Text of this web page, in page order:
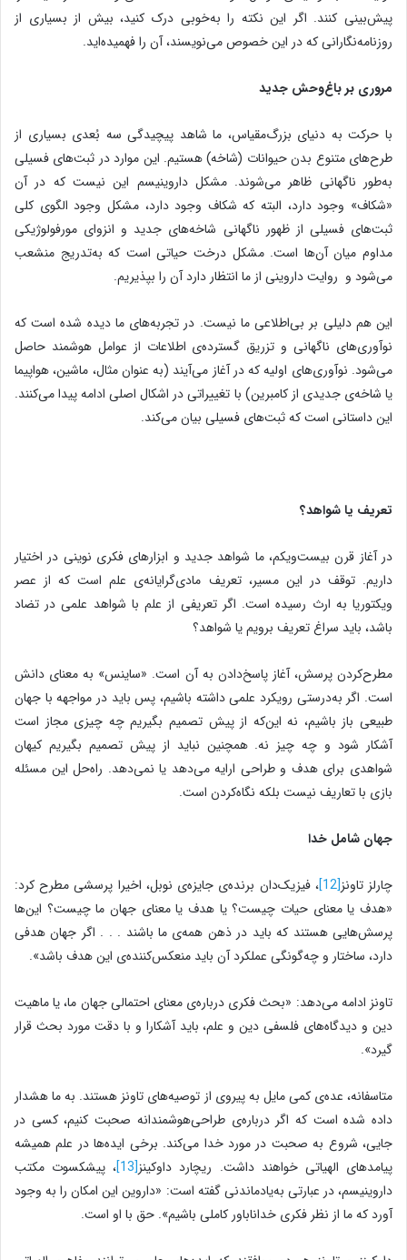
پیش‌بینی کنند. اگر این نکته را به‌خوبی درک کنید، بیش‌ از بسیاری از
روزنامه‌نگارانی که در این خصوص می‌نویسند، آن را فهمیده‌اید.
مروری بر باغ‌وحش جدید
با حرکت به دنیای بزرگ‌مقیاس، ما شاهد پیچیدگی سه‌ بُعدی بسیاری از
طرح‌های متنوع بدن حیوانات (شاخه) هستیم. این موارد در ثبت‌های فسیلی
به‌طور ناگهانی ظاهر می‌شوند. مشکل داروینیسم این نیست که در آن
«شکاف» وجود دارد، البته که شکاف وجود دارد، مشکل وجود الگوی کلی
ثبت‌های فسیلی از ظهور ناگهانی شاخه‌های جدید و انزوای مورفولوژیکی
مداوم میان آن‌ها است. مشکل درخت حیاتی است که به‌تدریج منشعب
می‌شود و روایت داروینی از ما انتظار دارد آن را بپذیریم.
این هم دلیلی بر بی‌اطلاعی ما نیست. در تجربه‌های ما دیده شده است که
نوآوری‌های ناگهانی و تزریق گسترده‌ی اطلاعات از عوامل هوشمند حاصل
می‌شود. نوآوری‌های اولیه که در آغاز می‌آیند (به عنوان مثال، ماشین، هواپیما
یا شاخه‌ی جدیدی از کامبرین) با تغییراتی در اشکال اصلی ادامه پیدا می‌کنند.
این داستانی است که ثبت‌های فسیلی بیان می‌کند.
تعریف یا شواهد؟
در آغاز قرن بیست‌و‌یکم، ما شواهد جدید و ابزارهای فکری نوینی در اختیار
داریم. توقف در این مسیر، تعریف مادی‌گرایانه‌ی علم است که از عصر
ویکتوریا به ارث رسیده است. اگر تعریفی از علم با شواهد علمی در تضاد
باشد، باید سراغ تعریف برویم یا شواهد؟
مطرح‌کردن پرسش، آغاز پاسخ‌دادن به آن است. «ساینس» به معنای دانش
است. اگر به‌درستی رویکرد علمی داشته باشیم، پس باید در مواجهه با جهان
طبیعی باز باشیم، نه این‌که از پیش تصمیم بگیریم چه چیزی مجاز است
آشکار شود و چه چیز نه. همچنین نباید از پیش تصمیم بگیریم کیهان
شواهدی برای هدف و طراحی ارایه می‌دهد یا نمی‌دهد. راه‌حل این مسئله
بازی‌ با تعاریف نیست بلکه نگاه‌کردن است.
جهان شامل خدا
چارلز تاونز[12]
، فیزیک‌دان برنده‌ی جایزه‌ی نوبل، اخیرا پرسشی مطرح کرد:
«هدف یا معنای حیات چیست؟ یا هدف یا معنای جهان ما چیست؟ این‌ها
پرسش‌هایی هستند که باید در ذهن همه‌ی ما باشند . . . اگر جهان هدفی
دارد، ساختار و چه‌گونگی عملکرد آن باید منعکس‌کننده‌ی این هدف باشد».
تاونز ادامه می‌دهد: «بحث فکری درباره‌ی معنای احتمالی جهان ما، یا ماهیت
دین و دیدگاه‌های فلسفی دین و علم، باید آشکارا و با دقت مورد بحث قرار
گیرد».
متاسفانه، عده‌ی کمی مایل به پیروی از توصیه‌های تاونز هستند. به ما هشدار
داده شده است که اگر درباره‌ی طراحی‌هوشمندانه صحبت کنیم، کسی در
جایی، شروع به صحبت در مورد خدا می‌کند. برخی ایده‌ها در علم همیشه
پیامدهای الهیاتی خواهند داشت. ریچارد داوکینز[13]
، پیشکسوت مکتب
داروینیسم، در عبارتی به‌یادماندنی گفته است: «داروین این امکان را به وجود
آورد که ما از نظر فکری خداناباور کاملی باشیم». حق با او است.